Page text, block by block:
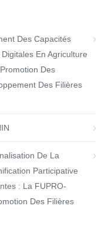
Des Capacités
En Agriculture
Des
Des Filières
De La
Participative
: La FUPRO-
Des Filières